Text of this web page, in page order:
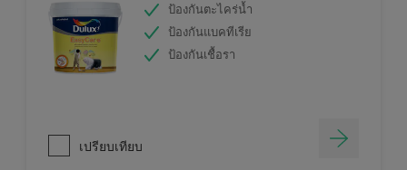
ป้องกันตะไคร่น้ำ
ป้องกันแบคทีเรีย
ป้องกันเชื้อรา
เปรียบเทียบ